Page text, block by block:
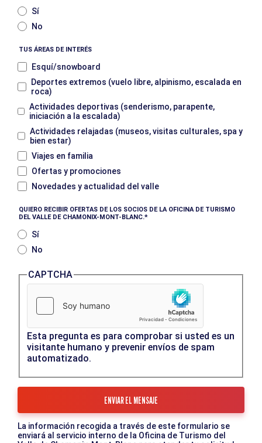
Sí
No
TUS ÁREAS DE INTERÉS
Esquí/snowboard
Deportes extremos (vuelo libre, alpinismo, escalada en
roca)
Actividades deportivas (senderismo, parapente,
iniciación a la escalada)
Actividades relajadas (museos, visitas culturales, spa y
bien estar)
Viajes en familia
Ofertas y promociones
Novedades y actualidad del valle
QUIERO RECIBIR OFERTAS DE LOS SOCIOS DE LA OFICINA DE TURISMO
DEL VALLE DE CHAMONIX-MONT-BLANC.
Sí
No
CAPTCHA
Esta pregunta es para comprobar si usted es un
visitante humano y prevenir envíos de spam
automatizado.
La información recogida a través de este formulario se
enviará al servicio interno de la Oficina de Turismo del